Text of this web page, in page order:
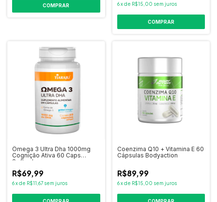
COMPRAR 6 xde R$15,00 sem juros
COMPRAR
Ômega 3 Ultra Dha 1000mg
Cognição Ativa 60 Caps
Softgel
R$69,99
6xde R$11,67 sem juros
Coenzima Q10 + Vitamina E 60
Cápsulas Bodyaction
R$89,99
6 xde R$15,00 sem juros